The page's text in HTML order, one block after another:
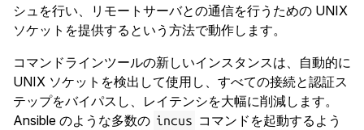
シュを行い、リモートサーバとの通信を行うための UNIX
ソケットを提供するという方法で動作します。
コマンドラインツールの新しいインスタンスは、自動的に
UNIX ソケットを検出して使用し、すべての接続と認証ス
テップをバイパスし、レイテンシを大幅に削減します。
Ansible のような多数の incus コマンドを起動するよう